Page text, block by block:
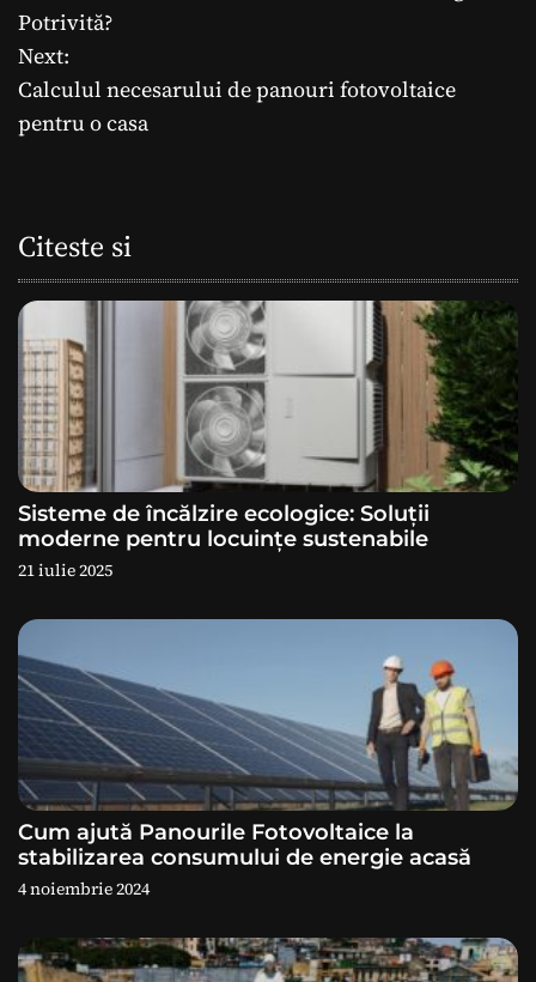
a
v
i
r
e
î
n
a
r
t
i
c
o
l
e
Potrivită?
Next:
Calculul necesarului de panouri fotovoltaice
pentru o casa
Citeste si
Sisteme de încălzire ecologice: Soluții
moderne pentru locuințe sustenabile
21 iulie 2025
Cum ajută Panourile Fotovoltaice la
stabilizarea consumului de energie acasă
4 noiembrie 2024